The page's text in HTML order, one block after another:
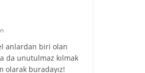
anlardan biri olan
da unutulmaz kılmak
olarak buradayız!